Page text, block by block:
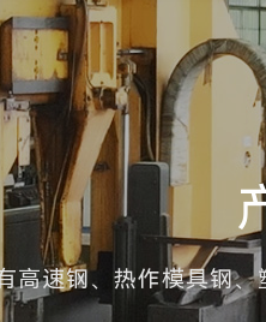
高速钢、热作模具钢